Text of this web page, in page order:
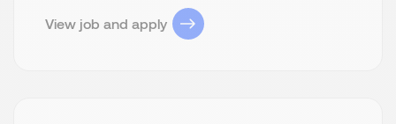
View job and apply